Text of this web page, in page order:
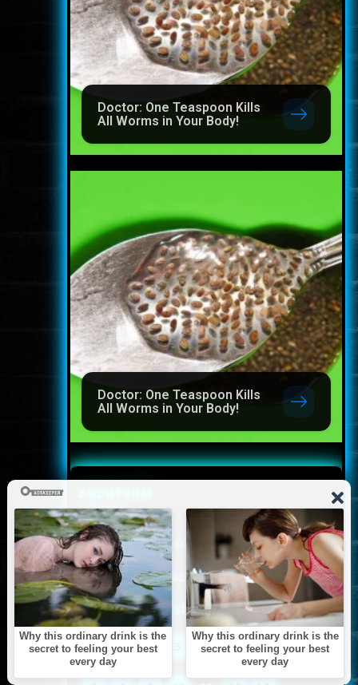
Doctor: One Teaspoon Kills
All Worms in Your Body!
Doctor: One Teaspoon Kills
All Worms in Your Body!
<< OKTÓBER >>
<< 2024 >>
HÉ KE SZE CSÜ PÉ SZO VA
1 2 4 5 6